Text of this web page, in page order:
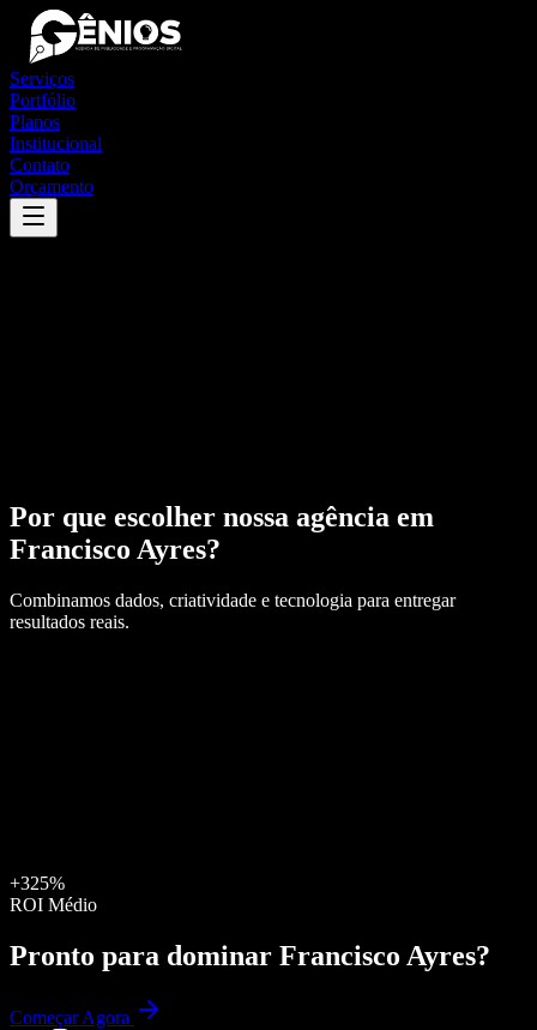
Serviços
Portfólio
Planos
Institucional
Contato
Orçamento
Por que escolher nossa agência em
Francisco Ayres?
Combinamos dados, criatividade e tecnologia para entregar
resultados reais.
+325%
ROI Médio
Pronto para dominar Francisco Ayres?
Começar Agora